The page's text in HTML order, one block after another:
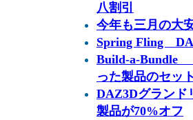
八割引
今年も三月の大
Spring Fling
Build-a-Bundle
った製品のセット
DAZ3Dグラン
製品が70%オフ